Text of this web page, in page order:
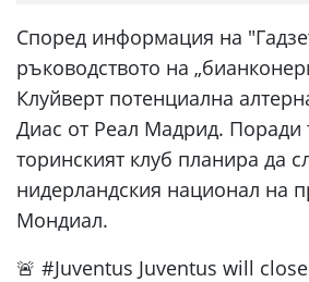
Според информация на
ръководството на
Клуйверт потенциална
Диас от Реал Мадрид. Поради
торинският клуб планира да
нидерландския национал на
Мондиал.
🚨 #Juventus Juventus will